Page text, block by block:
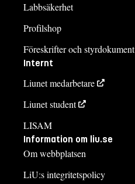
Labbsäkerhet
Profilshop
Föreskrifter och styrdokument
Internt
Liunet medarbetare
Liunet student
LISAM
Information om liu.se
Om webbplatsen
LiU:s integritetspolicy